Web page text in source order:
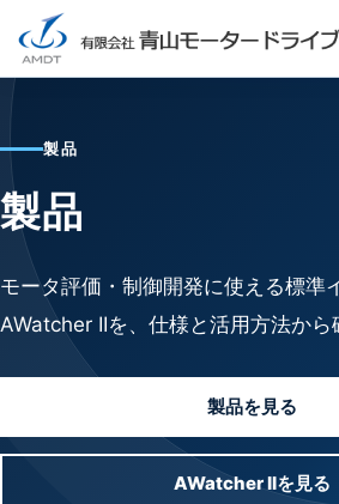
製品
製品
モータ評価・制御開発に使える標準
AWatcher IIを、仕様と活用方法から
製品を見る
AWatcher IIを見る